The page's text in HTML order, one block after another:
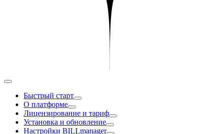
Быстрый старт
О платформе
Лицензирование и тариф
Установка и обновление
Настройки BILLmanager